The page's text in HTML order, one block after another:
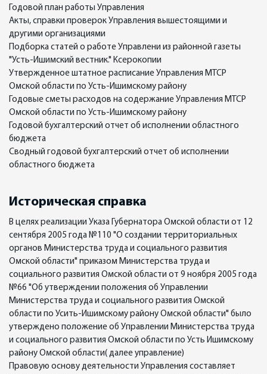
Годовой план работы Управления
Акты, справки проверок Управления вышестоящими и
другими организациями
Подборка статей о работе Управлени из районной газеты
"Усть-Ишимский вестник." Ксерокопии
Утвержденное штатное расписание Управления МТСР
Омской области по Усть-Ишимскому району
Годовые сметы расходов на содержание Управления МТСР
Омской области по Усть-Ишимскому району
Годовой бухгалтерский отчет об исполнении областного
бюджета
Сводный годовой бухгалтерский отчет об исполнении
областного бюджета
Историческая справка
В целях реализации Указа Губернатора Омской области от 12
сентября 2005 года №110 "О создании территориальных
органов Министерства труда и социального развития
Омской области" приказом Министерства труда и
социального развития Омской области от 9 ноября 2005 года
№66 "Об утверждении положения об Управлении
Министерства труда и социального развития Омской
области по Усить-Ишимскому району Омской области" было
утверждено положение об Управлении Министерства труда
и социального развития Омской области по Усть Ишимскому
району Омской области( далее управление)
Правовую основу деятельности Управления составляет